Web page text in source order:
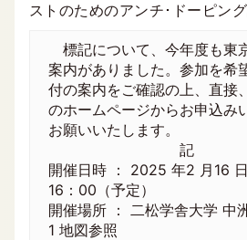
ストのためのアンチ･ドーピン
標記について、今年度も東
案内がありました。参加を希
付の案内をご確認の上、直接
のホームページからお申込み
お願いいたします。
記
開催日時 ： 2025 年2 月16
16：00（予定）
開催場所 ： 二松学舎大学 中
1 地図参照